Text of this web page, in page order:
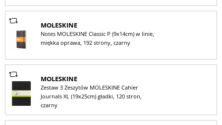
MOLESKINE
Notes MOLESKINE Classic P (9x14cm) w linie,
miękka oprawa, 192 strony, czarny
MOLESKINE
Zestaw 3 Zeszytów MOLESKINE Cahier
Journals XL (19x25cm) gładki, 120 stron,
czarny